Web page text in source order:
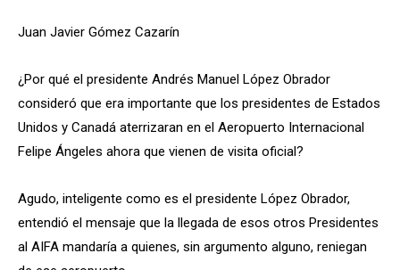
Juan Javier Gómez Cazarín
¿Por qué el presidente Andrés Manuel López Obrador
consideró que era importante que los presidentes de Estados
Unidos y Canadá aterrizaran en el Aeropuerto Internacional
Felipe Ángeles ahora que vienen de visita oficial?
Agudo, inteligente como es el presidente López Obrador,
entendió el mensaje que la llegada de esos otros Presidentes
al AIFA mandaría a quienes, sin argumento alguno, reniegan